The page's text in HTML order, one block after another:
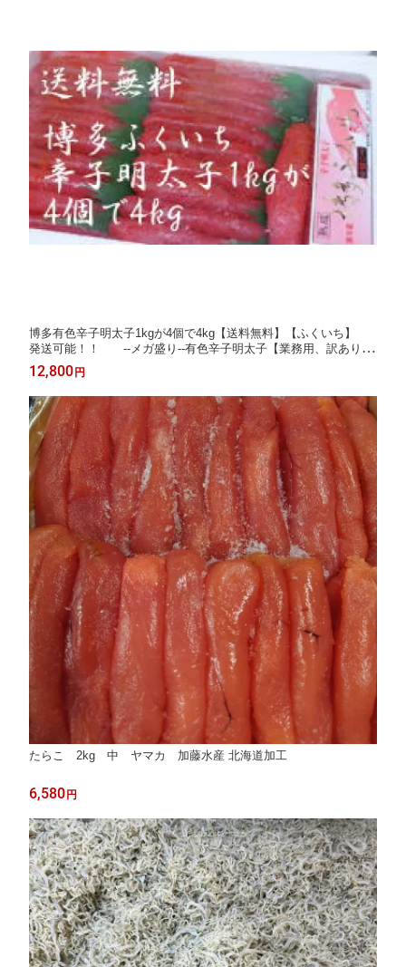
博多有色辛子明太子1kgが4個で4kg【送料無料】【ふくいち】
発送可能！！ --メガ盛り--有色辛子明太子【業務用、訳あり】
【訳あり】【ギフト】/お中元/02P01Oct16
12,800 円
たらこ 2kg 中 ヤマカ 加藤水産 北海道加工
6,580 円